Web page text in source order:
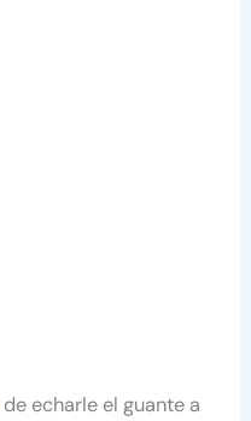
de echarle el guante a